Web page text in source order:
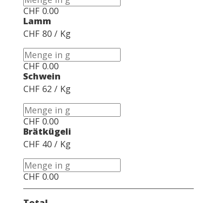
CHF 0.00
Lamm
CHF 80 / Kg
CHF 0.00
Schwein
CHF 62 / Kg
CHF 0.00
Brätkügeli
CHF 40 / Kg
CHF 0.00